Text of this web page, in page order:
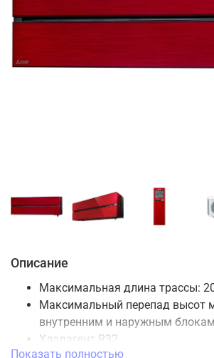
Описание
Максимальная длина трассы:
Максимальный перепад высот
внутренним и наружным
Хладагент R32
Показать полностью